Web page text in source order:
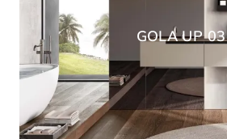
GOLA UP 03